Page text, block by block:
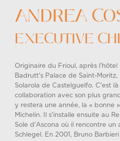
ANDREA
EXECUTIVE
Originaire du Frioul, après
Badrutt's Palace de Saint-
Solarola de Castelguelfo. C'est
collaboration avec son plus
y restera une année, la « bonne
Michelin. Il s'installe ensuite au
Sole d'Ascona où il rencontre
Schlegel. En 2001, Bruno